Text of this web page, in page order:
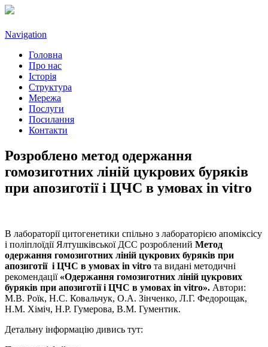
Navigation
Головна
Про нас
Історія
Структура
Мережа
Послуги
Посилання
Контакти
Розроблено метод одержання
гомозиготних ліній цукрових буряків
при апозиготії і ЦЧС в умовах in vitro
В лабораторії цитогенетики спільно з лабораторією апоміксісу
і поліплоїдії Ялтушківської ДСС розроблений Метод
одержання гомозиготних ліній цукрових буряків при
апозиготії і ЦЧС в умовах in vitro та видані методичні
рекомендації «Одержання гомозиготних ліній цукрових
буряків при апозиготії і ЦЧС в умовах in vitro». Автори:
М.В. Роїк, Н.С. Ковальчук, О.А. Зінченко, Л.Г. Федорощак,
Н.М. Хіміч, Н.Р. Гумерова, В.М. Гументик.
Детальну інформацію дивись тут: